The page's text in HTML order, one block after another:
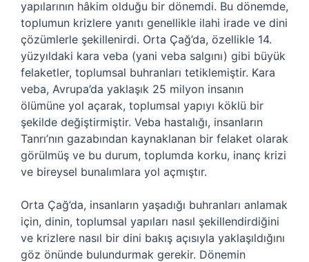
yapılarının hâkim olduğu bir dönemdi. Bu dönemde,
toplumun krizlere yanıtı genellikle ilahi irade ve dini
çözümlerle şekillenirdi. Orta Çağ’da, özellikle 14.
yüzyıldaki kara veba (yani veba salgını) gibi büyük
felaketler, toplumsal buhranları tetiklemiştir. Kara
veba, Avrupa’da yaklaşık 25 milyon insanın
ölümüne yol açarak, toplumsal yapıyı köklü bir
şekilde değiştirmiştir. Veba hastalığı, insanların
Tanrı’nın gazabından kaynaklanan bir felaket olarak
görülmüş ve bu durum, toplumda korku, inanç krizi
ve bireysel bunalımlara yol açmıştır.
Orta Çağ’da, insanların yaşadığı buhranları anlamak
için, dinin, toplumsal yapıları nasıl şekillendirdiğini
ve krizlere nasıl bir dini bakış açısıyla yaklaşıldığını
göz önünde bulundurmak gerekir. Dönemin